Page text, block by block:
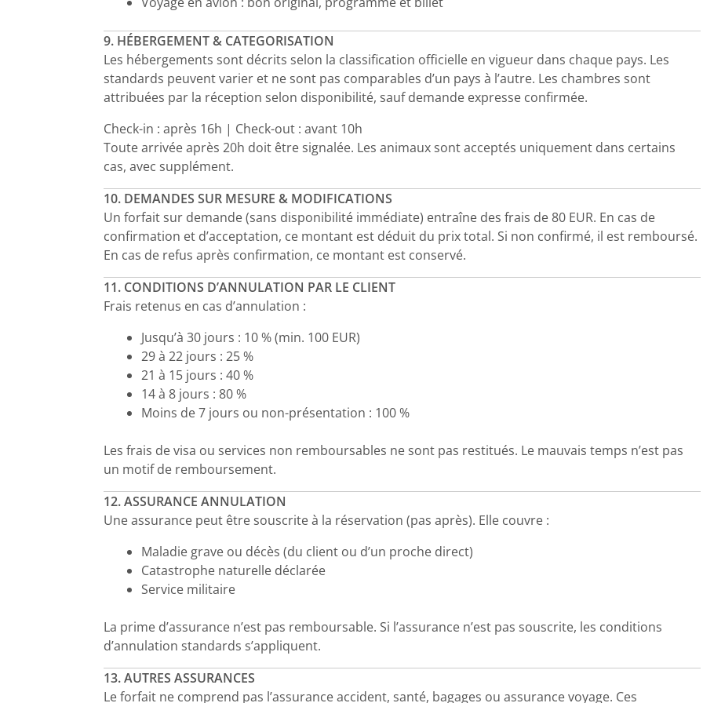
9. HÉBERGEMENT & CATEGORISATION
Les hébergements sont décrits selon la classification officielle en vigueur dans chaque pays. Les
standards peuvent varier et ne sont pas comparables d’un pays à l’autre. Les chambres sont
attribuées par la réception selon disponibilité, sauf demande expresse confirmée.
Check-in : après 16h | Check-out : avant 10h
Toute arrivée après 20h doit être signalée. Les animaux sont acceptés uniquement dans certains
cas, avec supplément.
10. DEMANDES SUR MESURE & MODIFICATIONS
Un forfait sur demande (sans disponibilité immédiate) entraîne des frais de 80 EUR. En cas de
confirmation et d’acceptation, ce montant est déduit du prix total. Si non confirmé, il est remboursé.
En cas de refus après confirmation, ce montant est conservé.
11. CONDITIONS D’ANNULATION PAR LE CLIENT
Frais retenus en cas d’annulation :
Jusqu’à 30 jours : 10 % (min. 100 EUR)
29 à 22 jours : 25 %
21 à 15 jours : 40 %
14 à 8 jours : 80 %
Moins de 7 jours ou non-présentation : 100 %
Les frais de visa ou services non remboursables ne sont pas restitués. Le mauvais temps n’est pas
un motif de remboursement.
12. ASSURANCE ANNULATION
Une assurance peut être souscrite à la réservation (pas après). Elle couvre :
Maladie grave ou décès (du client ou d’un proche direct)
Catastrophe naturelle déclarée
Service militaire
La prime d’assurance n’est pas remboursable. Si l’assurance n’est pas souscrite, les conditions
d’annulation standards s’appliquent.
13. AUTRES ASSURANCES
Le forfait ne comprend pas l’assurance accident, santé, bagages ou assurance voyage. Ces